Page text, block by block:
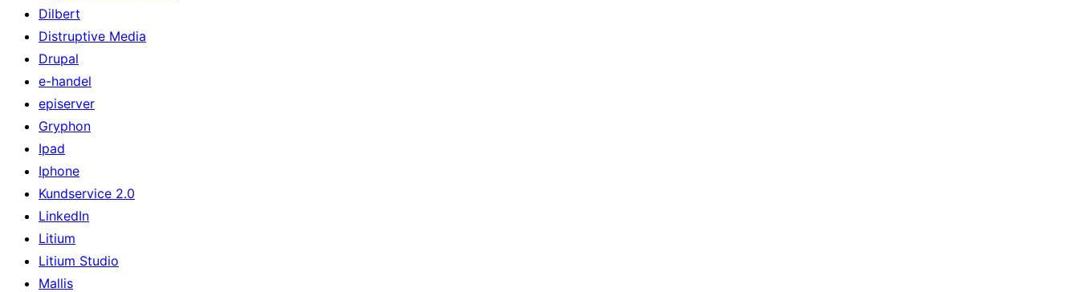
Dilbert
Distruptive Media
Drupal
e-handel
episerver
Gryphon
Ipad
Iphone
Kundservice 2.0
LinkedIn
Litium
Litium Studio
Mallis